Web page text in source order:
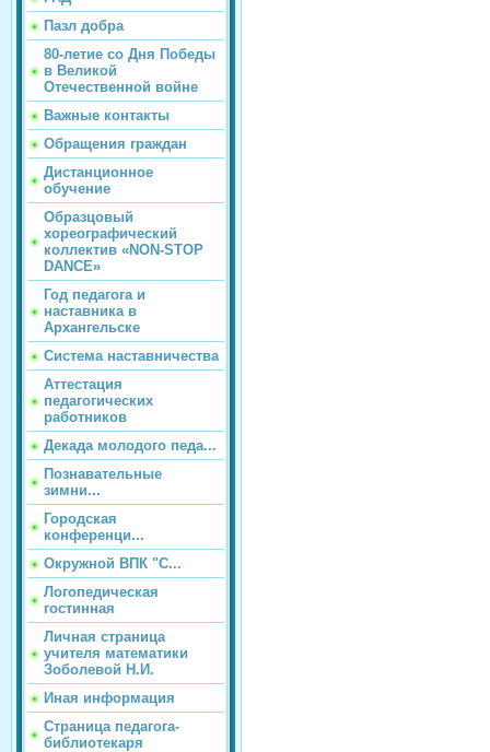
Пазл добра
80-летие со Дня Победы
в Великой
Отечественной войне
Важные контакты
Обращения граждан
Дистанционное
обучение
Образцовый
хореографический
коллектив «NON-STOP
DANCE»
Год педагога и
наставника в
Архангельске
Система наставничества
Аттестация
педагогических
работников
Декада молодого педа...
Познавательные
зимни...
Городская
конференци...
Окружной ВПК "С...
Логопедическая
гостинная
Личная страница
учителя математики
Зоболевой Н.И.
Иная информация
Страница педагога-
библиотекаря